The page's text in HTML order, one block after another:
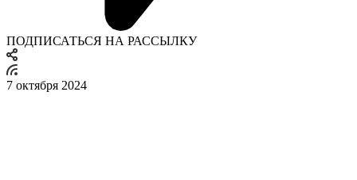
ПОДПИСАТЬСЯ НА РАССЫЛКУ
7 октября 2024